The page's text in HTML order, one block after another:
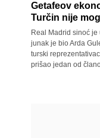
Getafeov
Turčin nije
Real Madrid sinoć
junak je bio Arda
turski
prišao jedan od